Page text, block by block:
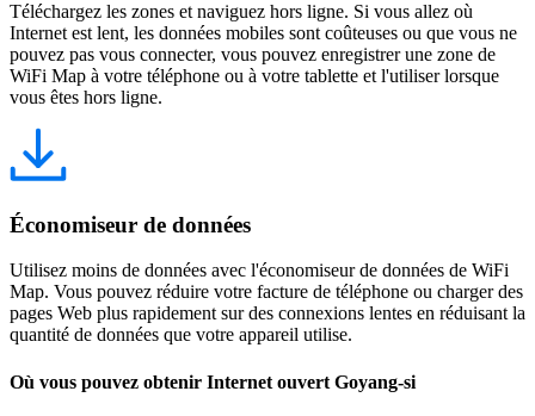
Téléchargez les zones et naviguez hors ligne. Si vous allez où
Internet est lent, les données mobiles sont coûteuses ou que vous ne
pouvez pas vous connecter, vous pouvez enregistrer une zone de
WiFi Map à votre téléphone ou à votre tablette et l'utiliser lorsque
vous êtes hors ligne.
Économiseur de données
Utilisez moins de données avec l'économiseur de données de WiFi
Map. Vous pouvez réduire votre facture de téléphone ou charger des
pages Web plus rapidement sur des connexions lentes en réduisant la
quantité de données que votre appareil utilise.
Où vous pouvez obtenir Internet ouvert Goyang-si